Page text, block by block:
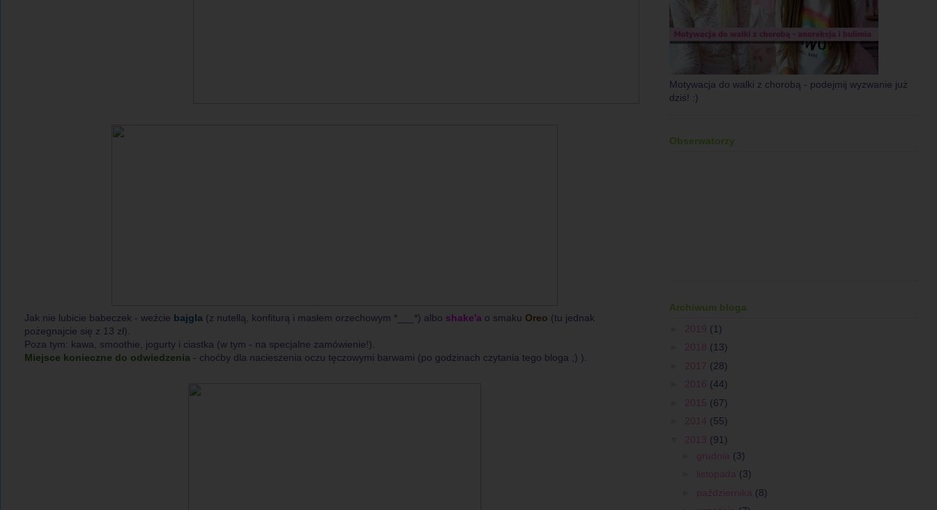
Jak nie lubicie babeczek - weźcie bajgla (z nutellą, konfiturą i masłem orzechowym *___*) albo shake'a o smaku Oreo (tu jednak
pożegnajcie się z 13 zł).
Poza tym: kawa, smoothie, jogurty i ciastka (w tym - na specjalne zamówienie!).
Miejsce konieczne do odwiedzenia - choćby dla nacieszenia oczu tęczowymi barwami (po godzinach czytania tego bloga ;) ).
Motywacja do walki z chorobą - podejmij wyzwanie już
dziś! :)
Obserwatorzy
Archiwum bloga
2019 (1)
2018 (13)
2017 (28)
2016 (44)
2015 (67)
2014 (55)
2013 (91)
grudnia (3)
listopada (3)
października (8)